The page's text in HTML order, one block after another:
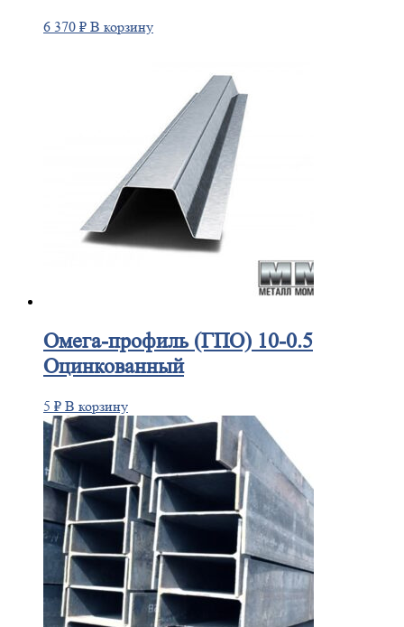
6 370 ₽ В корзину
Омега-профиль(ГПО) 10-0.5
Оцинкованный
5 ₽ В корзину